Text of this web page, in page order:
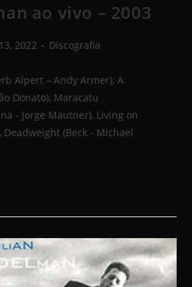
ao vivo – 2003
2022 Discografia
Alpert – Andy Armer), A
Donato), Maracatu
- Jorge Mautner), Living on
Deadweight (Beck - Michael